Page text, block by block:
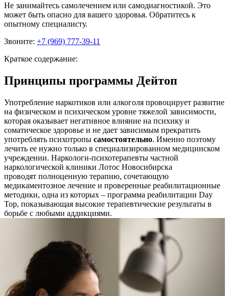
Не занимайтесь самолечением или самодиагностикой. Это
может быть опасно для вашего здоровья. Обратитесь к
опытному специалисту.
Звоните: +7 (969) 777-39-11
Краткое содержание:
Принципы программы Дейтоп
Употребление наркотиков или алкоголя провоцирует развитие
на физическом и психическом уровне тяжелой зависимости,
которая оказывает негативное влияние на психику и
соматическое здоровье и не дает зависимым прекратить
употреблять психотропы самостоятельно. Именно поэтому
лечить ее нужно только в специализированном медицинском
учреждении. Наркологи-психотерапевты частной
наркологической клиники Лотос Новосибирска
проводят полноценную терапию, сочетающую
медикаментозное лечение и проверенные реабилитационные
методики, одна из которых – программа реабилитации Day
Top, показывающая высокие терапевтические результаты в
борьбе с любыми аддикциями.